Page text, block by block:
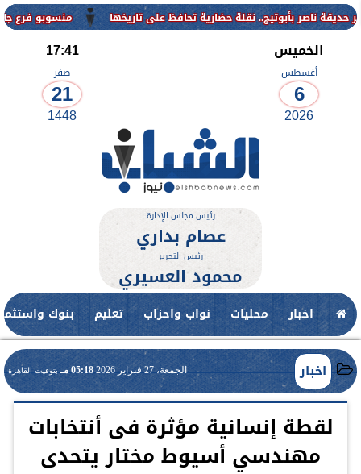
منسوبو فرع جامعة الأزهر للوجه
الخميس
أغسطس
6
2026
17:41
صفر
21
1448
رئيس مجلس الإدارة
عصام بداري
رئيس التحرير
محمود العسيري
اخبار محليات نواب واحزاب تعليم بنوك
اخبار الجمعة، 27 فبراير 2026 05:18 مـ بتوقيت القاهرة
لقطة إنسانية مؤثرة فى أنتخابات
مهندسي أسيوط مختار يتحدى